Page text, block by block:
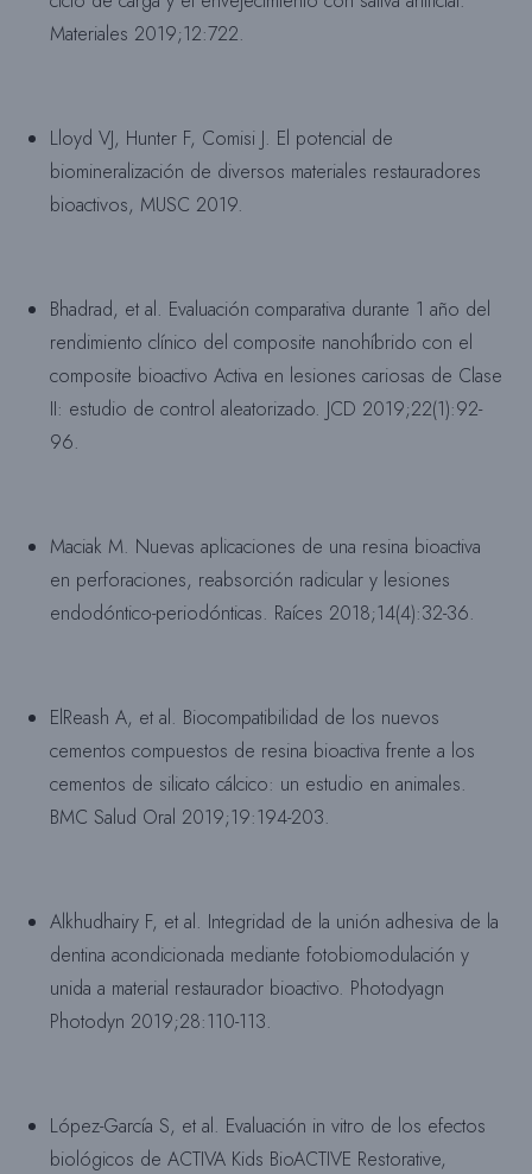
Materiales 2019;12:722.
Lloyd VJ, Hunter F, Comisi J. El potencial de
biomineralización de diversos materiales restauradores
bioactivos, MUSC 2019.
Bhadrad, et al. Evaluación comparativa durante 1 año del
rendimiento clínico del composite nanohíbrido con el
composite bioactivo Activa en lesiones cariosas de Clase
II: estudio de control aleatorizado. JCD 2019;22(1):92-
96.
Maciak M. Nuevas aplicaciones de una resina bioactiva
en perforaciones, reabsorción radicular y lesiones
endodóntico-periodónticas. Raíces 2018;14(4):32-36.
ElReash A, et al. Biocompatibilidad de los nuevos
cementos compuestos de resina bioactiva frente a los
cementos de silicato cálcico: un estudio en animales.
BMC Salud Oral 2019;19:194-203.
Alkhudhairy F, et al. Integridad de la unión adhesiva de la
dentina acondicionada mediante fotobiomodulación y
unida a material restaurador bioactivo. Photodyagn
Photodyn 2019;28:110-113.
López-García S, et al. Evaluación in vitro de los efectos
biológicos de ACTIVA Kids BioACTIVE Restorative,